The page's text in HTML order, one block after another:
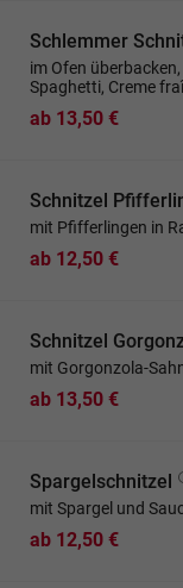
Schlemmer
im Ofen
Spaghetti, Creme
ab 13,50 €
Schnitzel
mit Pfifferlingen in
ab 12,50 €
Schnitzel
mit Gorgonzola-
ab 13,50 €
Spargelschnitzel
mit Spargel und
ab 12,50 €